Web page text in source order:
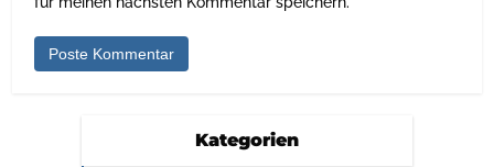
Kategorien